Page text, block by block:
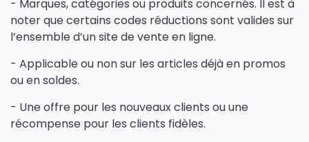
- Marques, catégories ou produits concernés. Il est à
noter que certains codes réductions sont valides sur
l’ensemble d’un site de vente en ligne.
- Applicable ou non sur les articles déjà en promos
ou en soldes.
- Une offre pour les nouveaux clients ou une
récompense pour les clients fidèles.